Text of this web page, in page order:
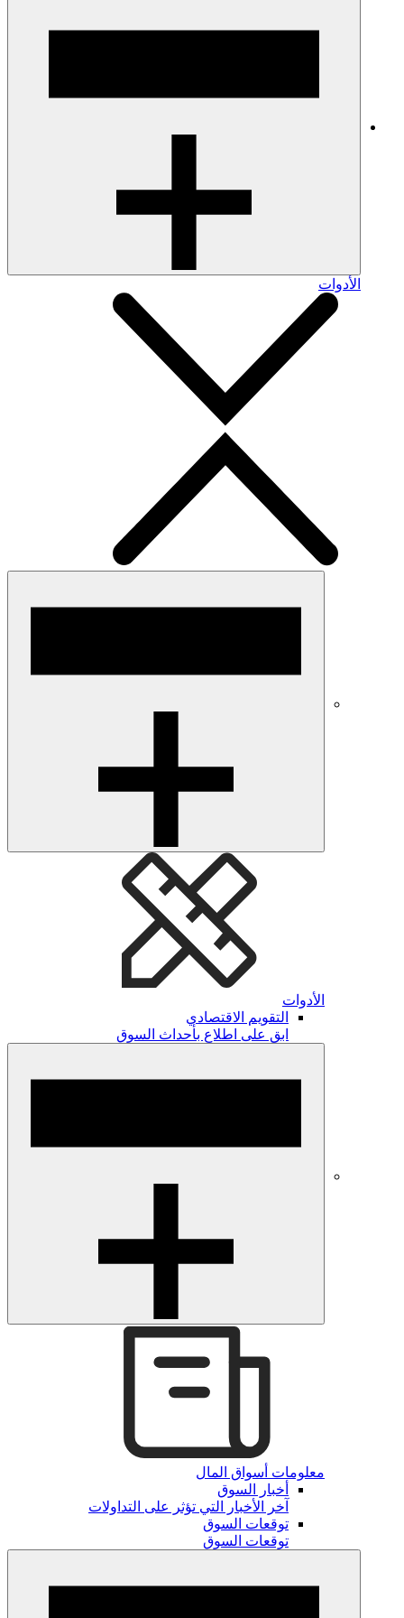
الأدوات
الأدوات
التقويم الاقتصادي
ابق على اطلاع بأحداث السوق
معلومات أسواق المال
أخبار السوق
آخر الأخبار التي تؤثر على التداولات
توقعات السوق
توقعات السوق